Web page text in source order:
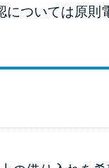
ついては原則